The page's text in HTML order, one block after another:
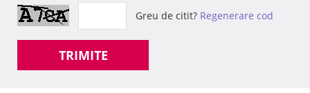
Greu de citit? Regenerare cod
TRIMITE